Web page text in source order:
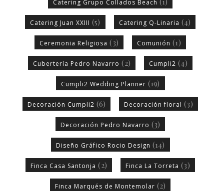
Catering Grupo Collados Beach
Catering Juan XXIII (5) Catering Q-Linaria (4)
Ceremonia Religiosa (3) Comunión (1)
Cubertería Pedro Navarro (2) Cumpli2 (4)
Cumpli2 Wedding Planner (19)
Decoración Cumpli2 (6) Decoración floral (3)
Decoración Pedro Navarro (3)
Diseño Gráfico Rocio Design (14)
Finca Casa Santonja (2) Finca La Torreta (3)
Finca Marqués de Montemolar (2)